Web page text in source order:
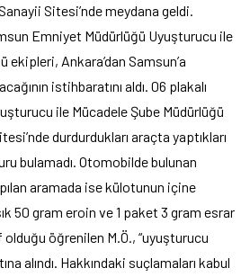
Sitesi’nde meydana geldi.
Emniyet Müdürlüğü Uyuşturucu ile
ekipleri, Ankara’dan Samsun’a
istihbaratını aldı. 06 plakalı
ile Mücadele Şube Müdürlüğü
durdurdukları araçta yaptıkları
bulamadı. Otomobilde bulunan
aramada ise külotunun içine
50 gram eroin ve 1 paket 3 gram esrar
olduğu öğrenilen M.Ö., “uyuşturucu
alındı. Hakkındaki suçlamaları kabul